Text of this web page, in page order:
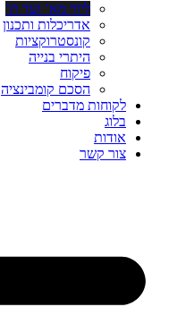
ליווי מא’ ועד ת’
אדריכלות ותכנון
קונסטרוקציות
היתרי בנייה
פיקוח
הסכם קומבינציה
לקוחות מדברים
בלוג
אודות
צור קשר